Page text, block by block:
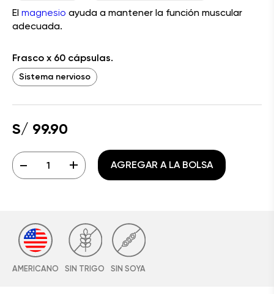
El magnesio ayuda a mantener la función muscular
adecuada.
Frasco x 60 cápsulas.
Sistema nervioso
S/ 99.90
- + AGREGAR A LA BOLSA
AMERICANO SIN TRIGO SIN SOYA